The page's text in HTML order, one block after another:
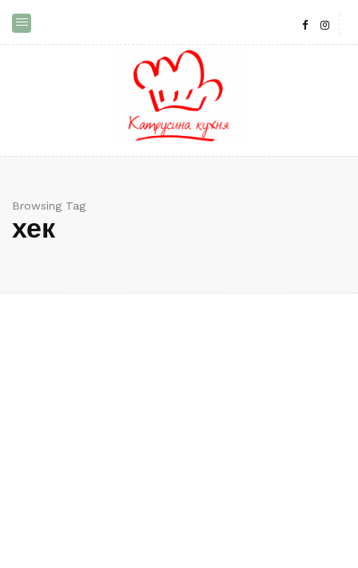
Browsing Tag
хек